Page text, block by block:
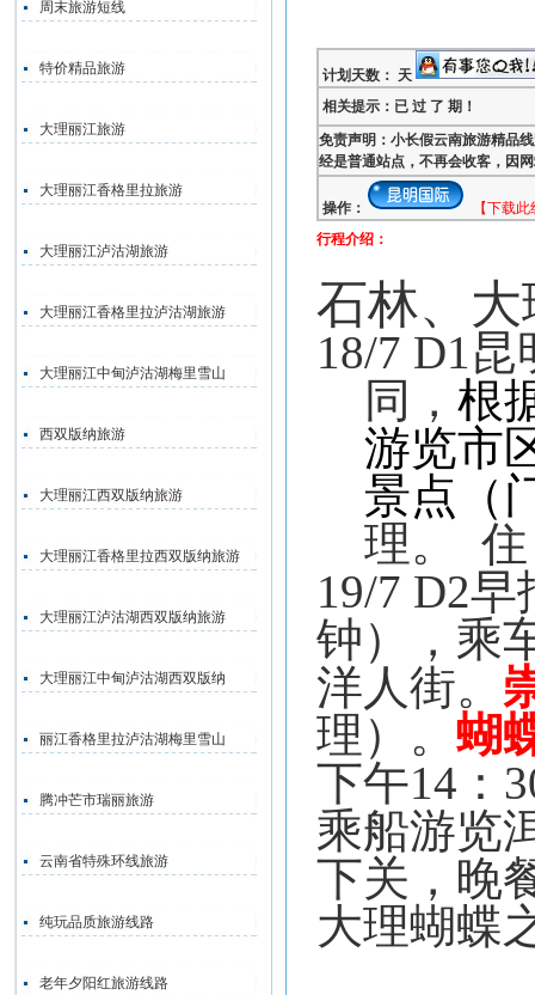
周末旅游短线
特价精品旅游
大理丽江旅游
大理丽江香格里拉旅游
大理丽江泸沽湖旅游
大理丽江香格里拉泸沽湖旅游
大理丽江中甸泸沽湖梅里雪山
西双版纳旅游
大理丽江西双版纳旅游
大理丽江香格里拉西双版纳旅游
大理丽江泸沽湖西双版纳旅游
大理丽江中甸泸沽湖西双版纳
丽江香格里拉泸沽湖梅里雪山
腾冲芒市瑞丽旅游
云南省特殊环线旅游
纯玩品质旅游线路
老年夕阳红旅游线路
计划天数： 天
相关提示：已 过 了 期！
免责声明：小长假云南旅游精品
经是普通站点，不再会收客，因
操作：
【下载
行程介绍：
石林、
18/7 D1昆
同， 根
游览市
景点（
理。
19/7 D2早
钟），乘
洋人街。
理）。 蝴
下午14 ：
乘船游览
下关，晚
大理蝴蝶